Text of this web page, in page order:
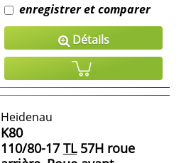
enregistrer et comparer
Détails
Heidenau
K80
110/80-17 TL57H roue